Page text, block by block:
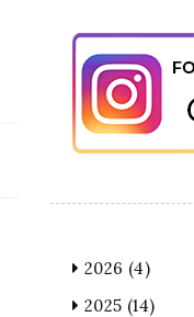
2026 (4)
2025 (14)